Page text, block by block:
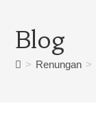
Blog
> Renungan >